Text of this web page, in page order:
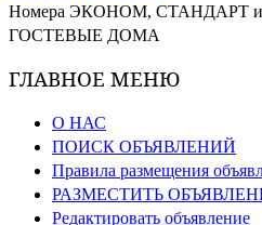
Номера ЭКОНОМ, СТАНДАРТ
ГОСТЕВЫЕ ДОМА
ГЛАВНОЕ МЕНЮ
О НАС
ПОИСК ОБЪЯВЛЕНИЙ
Правила размещения
РАЗМЕСТИТЬ
Редактировать объявление